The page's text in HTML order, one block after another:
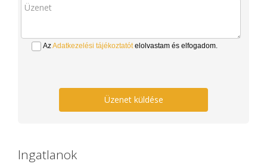
AzAdatkezelési tájékoztatótelolvastam és elfogadom.
Üzenet küldése
Ingatlanok